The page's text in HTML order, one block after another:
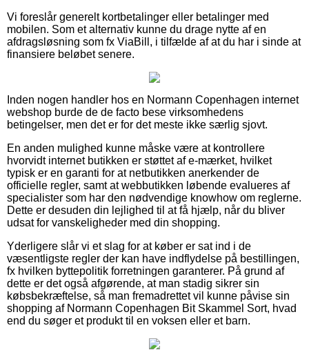
Vi foreslår generelt kortbetalinger eller betalinger med
mobilen. Som et alternativ kunne du drage nytte af en
afdragsløsning som fx ViaBill, i tilfælde af at du har i sinde at
finansiere beløbet senere.
Inden nogen handler hos en Normann Copenhagen internet
webshop burde de de facto bese virksomhedens
betingelser, men det er for det meste ikke særlig sjovt.
En anden mulighed kunne måske være at kontrollere
hvorvidt internet butikken er støttet af e-mærket, hvilket
typisk er en garanti for at netbutikken anerkender de
officielle regler, samt at webbutikken løbende evalueres af
specialister som har den nødvendige knowhow om reglerne.
Dette er desuden din lejlighed til at få hjælp, når du bliver
udsat for vanskeligheder med din shopping.
Yderligere slår vi et slag for at køber er sat ind i de
væsentligste regler der kan have indflydelse på bestillingen,
fx hvilken byttepolitik forretningen garanterer. På grund af
dette er det også afgørende, at man stadig sikrer sin
købsbekræftelse, så man fremadrettet vil kunne påvise sin
shopping af Normann Copenhagen Bit Skammel Sort, hvad
end du søger et produkt til en voksen eller et barn.